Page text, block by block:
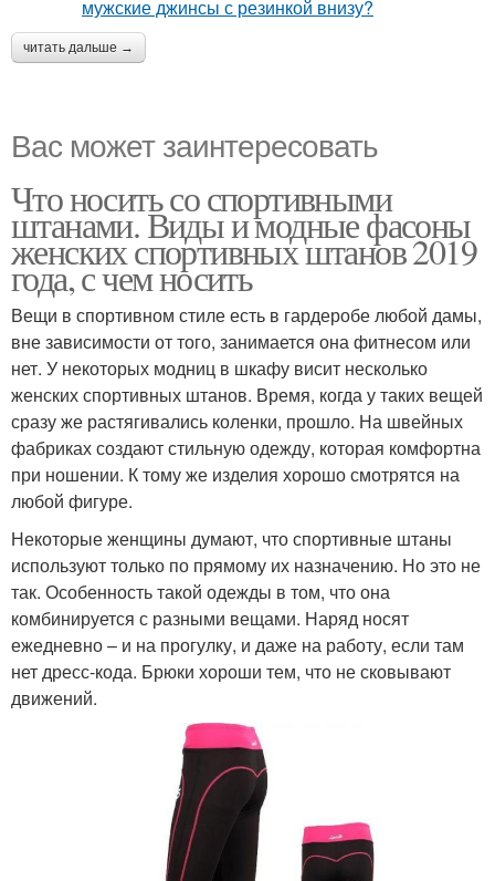
читать дальше →
Вас может заинтересовать
Что носить со спортивными
штанами. Виды и модные фасоны
женских спортивных штанов 2019
года, с чем носить
Вещи в спортивном стиле есть в гардеробе любой дамы,
вне зависимости от того, занимается она фитнесом или
нет. У некоторых модниц в шкафу висит несколько
женских спортивных штанов. Время, когда у таких вещей
сразу же растягивались коленки, прошло. На швейных
фабриках создают стильную одежду, которая комфортна
при ношении. К тому же изделия хорошо смотрятся на
любой фигуре.
Некоторые женщины думают, что спортивные штаны
используют только по прямому их назначению. Но это не
так. Особенность такой одежды в том, что она
комбинируется с разными вещами. Наряд носят
ежедневно – и на прогулку, и даже на работу, если там
нет дресс-кода. Брюки хороши тем, что не сковывают
движений.